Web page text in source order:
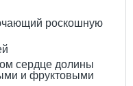
роскошную
сердце долины
и фруктовыми